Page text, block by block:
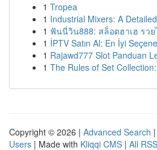
1 Tropea
1 Industrial Mixers: A
1 ฟันนี่วิน888: สล็อตฮาเฮ รวย
1 İPTV Satın Al: En İyi
1 Rajawd777 Slot Panduan
1 The Rules of Set
Copyright © 2026 | Advanced Search |
Users | Made with Kliqqi CMS | All